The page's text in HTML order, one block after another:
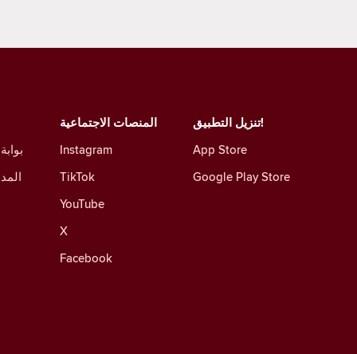
المنصات الاجتماعية
Instagram
TikTok
YouTube
X
Facebook
تنزيل التطبيق!
App Store
Google Play Store